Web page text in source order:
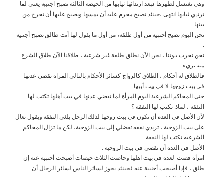
وهي تغتسل لطهرها فبعد ارتدائها ثيابها من الحيضة الثالثة تصبح اجنبية يعني لما
ترتدي ثيابها انتهى ،حينئذ تصبح محرم عليه أن يمسها ويصبح عليها أن تخرج من
بيتها .
نحن اليوم تصبح أجنبية من أول طلقة، من أول ما يقول لها أنت طالق تصبح أجنبية
نحن نخرب بيوتنا ، نحن الآن نطلق طلقة غير شرعية ، طلاقنا الآن طلاق الشرع
منه بريء .
فالطلاق له أحكام ، الطلاق كالزواج كسائر الأحكام بالتالي المراة تقضي عدتها
في بيت زوجها لا في بيت أبيها .
حتى المحاكم الشرعية اليوم المرأة لما تقضي عدتها في بيت أهلها تكتب لها
النفقة ، لماذا تكتب لها النفقة ؟
لأن الأصل في العدة أن تكون في بيت زوجها لذلك الرجل يلغي النفقة ويقول تعال
على بيت الزوجية ، تريدي نفقه تفضلي إلى بيت الزوجية، لكن ما تزال المحاكم
الشرعيه تكتب لها النفقة .
الأصل في العدة أن تقضى في بيت الزوجية .
امرأة قضت العدة في بيت اهلها وحاضت الثلاث حيضات أصبحت أجنبية عنه إن
طلق ، فإذا أصبحت أجنبية عنه فحينئذ يجوز لسائر الناس لسائر الرجال أن